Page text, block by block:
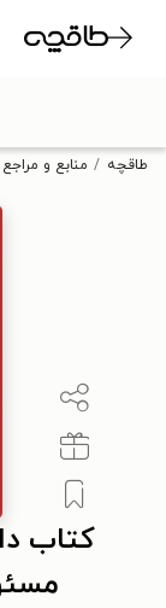
طاقچه منابع و مراجع
کتاب